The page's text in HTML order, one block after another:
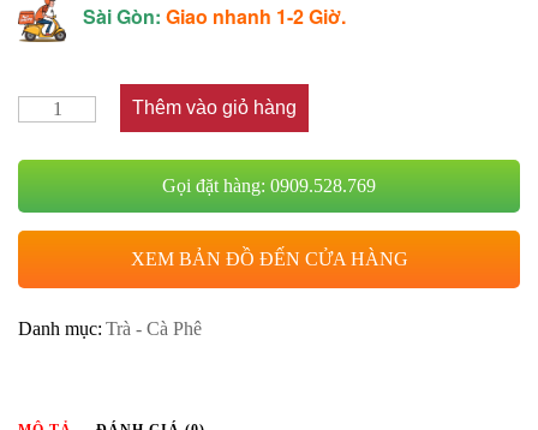
Sài Gòn: Giao nhanh 1-2 Giờ.
Thêm vào giỏ hàng
Gọi đặt hàng: 0909.528.769
XEM BẢN ĐỒ ĐẾN CỬA HÀNG
Danh mục: Trà - Cà Phê